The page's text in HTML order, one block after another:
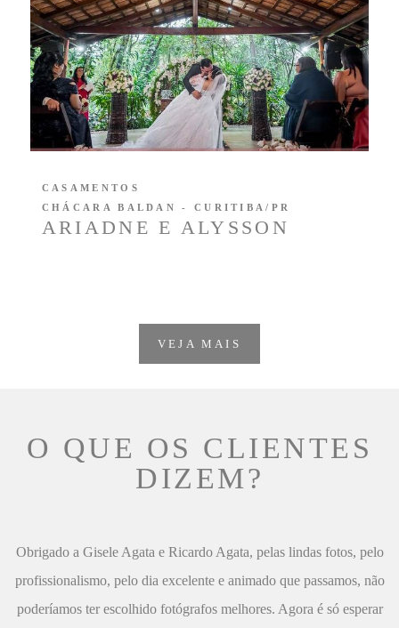
ARIADNE E ALYSSON
CASAMENTOS
CHÁCARA BALDAN - CURITIBA/PR
VEJA MAIS
O QUE OS CLIENTES
DIZEM?
Obrigado a Gisele Agata e Ricardo Agata, pelas lindas fotos, pelo
profissionalismo, pelo dia excelente e animado que passamos, não
poderíamos ter escolhido fotógrafos melhores. Agora é só esperar